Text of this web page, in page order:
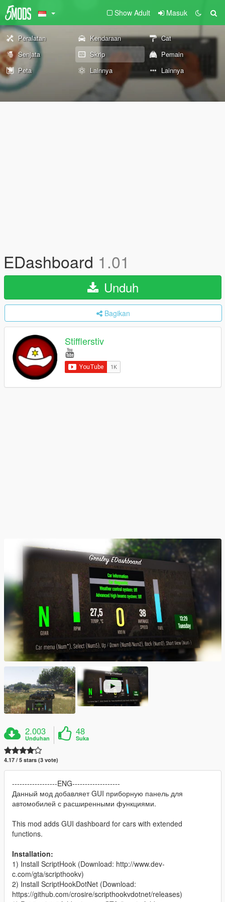
Show Adult Masuk
Peralatan Kendaraan
Cat
Senjata
Skrip
Pemain
Peta
Lainnya Lainnya
EDashboard 1.01
Unduh
Bagikan
Stifflerstiv
2.003
Unduhan
48
Suka
4.17 / 5 stars (3 vote)
------------------ENG-------------------
Данный мод добавляет GUI приборную панель для
автомобилей с расширенными функциями.
This mod adds GUI dashboard for cars with extended
functions.
Installation:
1) Install ScriptHook (Download: http://www.dev-
c.com/gta/scripthookv)
2) Install ScriptHookDotNet (Download:
https://github.com/crosire/scripthookvdotnet/releases)